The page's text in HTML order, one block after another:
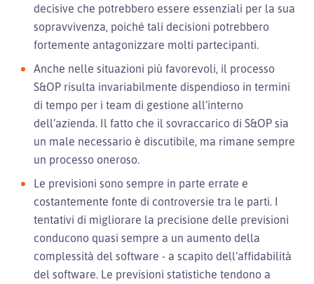
decisive che potrebbero essere essenziali per la sua
sopravvivenza, poiché tali decisioni potrebbero
fortemente antagonizzare molti partecipanti.
Anche nelle situazioni più favorevoli, il processo
S&OP risulta invariabilmente dispendioso in termini
di tempo per i team di gestione all’interno
dell’azienda. Il fatto che il sovraccarico di S&OP sia
un male necessario è discutibile, ma rimane sempre
un processo oneroso.
Le previsioni sono sempre in parte errate e
costantemente fonte di controversie tra le parti. I
tentativi di migliorare la precisione delle previsioni
conducono quasi sempre a un aumento della
complessità del software - a scapito dell’affidabilità
del software. Le previsioni statistiche tendono a